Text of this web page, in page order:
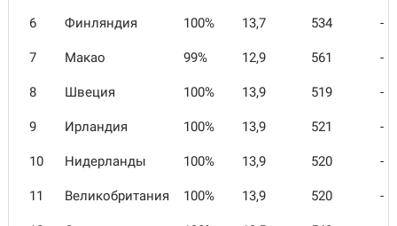
6 Финляндия 100% 13,7 534 -
7 Макао 99% 12,9 561 -
8 Швеция 100% 13,9 519 -
9 Ирландия 100% 13,9 521 -
10 Нидерланды 100% 13,9 520 -
11 Великобритания 100% 13,9 520 -